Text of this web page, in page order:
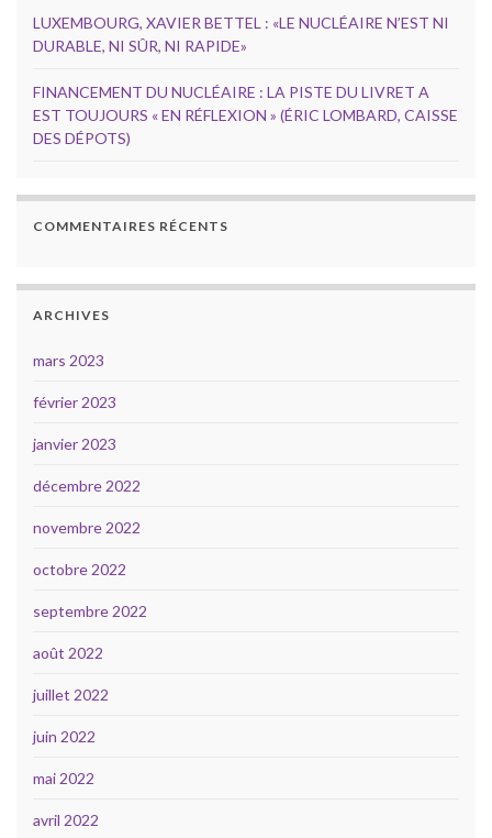
LUXEMBOURG, XAVIER BETTEL : «LE NUCLÉAIRE N’EST NI
DURABLE, NI SÛR, NI RAPIDE»
FINANCEMENT DU NUCLÉAIRE : LA PISTE DU LIVRET A
EST TOUJOURS « EN RÉFLEXION » (ÉRIC LOMBARD, CAISSE
DES DÉPOTS)
COMMENTAIRES RÉCENTS
ARCHIVES
mars 2023
février 2023
janvier 2023
décembre 2022
novembre 2022
octobre 2022
septembre 2022
août 2022
juillet 2022
juin 2022
mai 2022
avril 2022